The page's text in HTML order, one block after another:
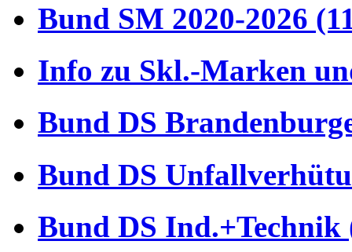
Bund SM 2020-2026
Info zu Skl.-Marken
Bund DS
Bund DS
Bund DS Ind.+Technik